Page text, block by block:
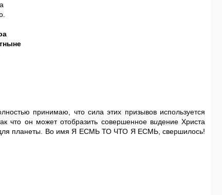
принимаю, что сила этих призывов используется
что он может отобразить совершенное видение Христа
планеты. Во имя Я ЕСМЬ ТО ЧТО Я ЕСМЬ, свершилось!